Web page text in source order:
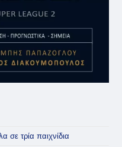
σε τρία παιχνίδια